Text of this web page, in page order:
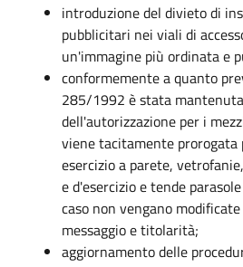
introduzione del divieto di
pubblicitari nei viali di
un'immagine più ordinata e
conformemente a quanto
285/1992 è stata
dell'autorizzazione per i
viene tacitamente prorogata
esercizio a parete,
e d'esercizio e tende
caso non vengano
messaggio e titolarità;
aggiornamento delle